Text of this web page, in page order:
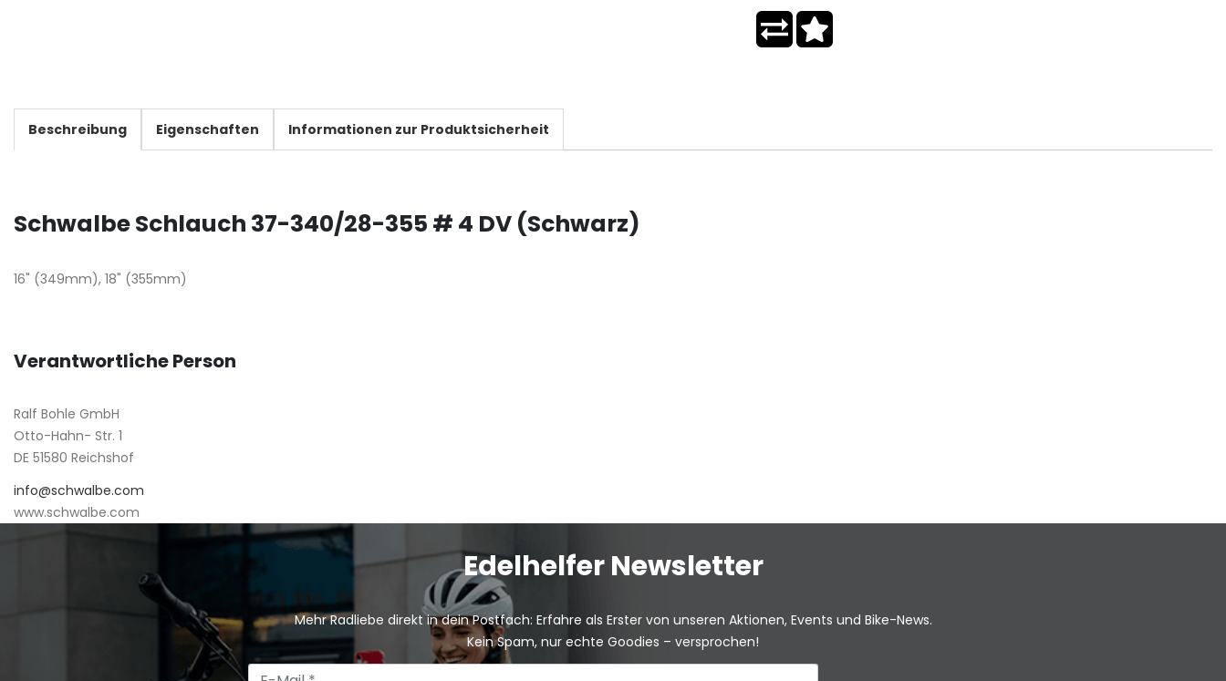
Beschreibung Eigenschaften Informationen zur Produktsicherheit
Schwalbe Schlauch 37-340/28-355 # 4 DV (Schwarz)
16" (349mm), 18" (355mm)
Verantwortliche Person
Ralf Bohle GmbH
Otto-Hahn- Str. 1
DE 51580 Reichshof
info@schwalbe.com
www.schwalbe.com
Edelhelfer Newsletter
Mehr Radliebe direkt in dein Postfach: Erfahre als Erster von unseren Aktionen, Events und Bike-News.
Kein Spam, nur echte Goodies – versprochen!